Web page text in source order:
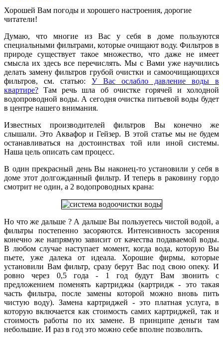
Хорошей Вам погоды и хорошего настроения, дорогие
читатели!
Думаю, что многие из Вас у себя в доме пользуются
специальными фильтрами, которые очищают воду. Фильтров в
природе существует такое множество, что даже не имеет
смысла их здесь все перечислять. Мы с Вами уже научились
делать замену фильтров грубой очистки и самоочищающихся
фильтров, см. статью: У Вас ослабло давление воды в
квартире? Там речь шла об очистке горячей и холодной
водопроводной воды. А сегодня очистка питьевой воды будет
в центре нашего внимания.
Известных производителей фильтров Вы конечно же
слышали. Это Аквафор и Гейзер. В этой статье мы не будем
останавливаться на достоинствах той или иной системы.
Наша цель описать сам процесс.
В один прекрасный день Вы наконец-то установили у себя в
доме этот долгожданный фильтр. И теперь в раковину гордо
смотрит не один, а 2 водопроводных крана:
Но что же дальше ? А дальше Вы пользуетесь чистой водой, а
фильтры постепенно засоряются. Интенсивность засорения
конечно же напрямую зависит от качества подаваемой воды.
В любом случае наступает момент, когда вода, которую Вы
пьете, уже далека от идеала. Хорошие фирмы, которые
установили Вам фильтр, сразу берут Вас под свою опеку. И
ровно через 0,5 года - 1 год будут Вам звонить с
предложением поменять картриджы (картридж - это такая
часть фильтра, после замены которой можно вновь пить
чистую воду). Замена картриджей - это платная услуга, в
которую включается как стоимость самих картриджей, так и
стоимость работы по их замене. В принципе деньги там
небольшие. И раз в год это можно себе вполне позволить.